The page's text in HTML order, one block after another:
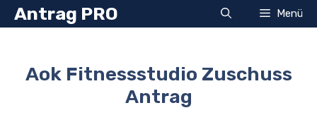
Zum
InhaltAntrag PRO Menü
Aok Fitnessstudio Zuschuss
Antrag